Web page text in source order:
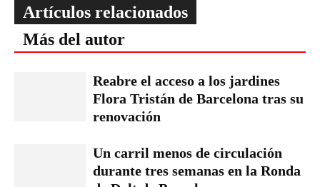
Artículos relacionados
Más del autor
Reabre el acceso a los jardines
Flora Tristán de Barcelona tras su
renovación
Un carril menos de circulación
durante tres semanas en la Ronda